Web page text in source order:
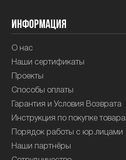
Информация
О нас
Наши сертификаты
Проекты
Способы оплаты
Гарантия и Условия Возврата
Инструкция по покупке товара
Порядок работы с юр.лицами
Наши партнёры